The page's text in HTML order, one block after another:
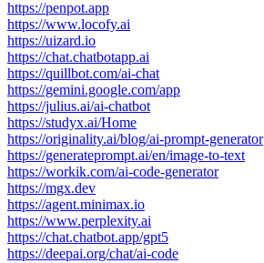
https://penpot.app
https://www.locofy.ai
https://uizard.io
https://chat.chatbotapp.ai
https://quillbot.com/ai-chat
https://gemini.google.com/app
https://julius.ai/ai-chatbot
https://studyx.ai/Home
https://originality.ai/blog/ai-prompt-generator
https://generateprompt.ai/en/image-to-text
https://workik.com/ai-code-generator
https://mgx.dev
https://agent.minimax.io
https://www.perplexity.ai
https://chat.chatbot.app/gpt5
https://deepai.org/chat/ai-code